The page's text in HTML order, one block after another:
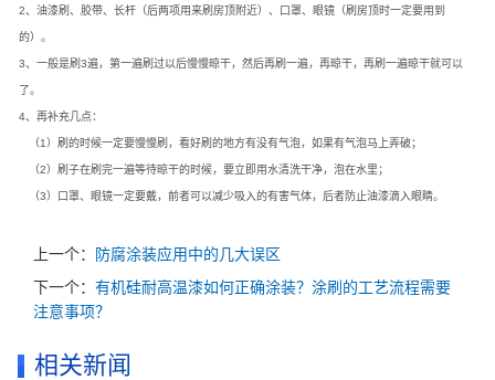
2、油漆刷、胶带、长杆（后两项用来刷房顶附近）、口罩、眼镜（刷房顶时一定要用到
的）。
3、一般是刷3遍，第一遍刷过以后慢慢晾干，然后再刷一遍，再晾干，再刷一遍晾干就可以
了。
4、再补充几点：
（1）刷的时候一定要慢慢刷，看好刷的地方有没有气泡，如果有气泡马上弄破；
（2）刷子在刷完一遍等待晾干的时候，要立即用水清洗干净，泡在水里；
（3）口罩、眼镜一定要戴，前者可以减少吸入的有害气体，后者防止油漆滴入眼睛。
上一个： 防腐涂装应用中的几大误区
下一个： 有机硅耐高温漆如何正确涂装？涂刷的工艺流程需要
注意事项？
相关新闻